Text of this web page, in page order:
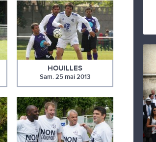
HOUILLES
Sam. 25 mai 2013